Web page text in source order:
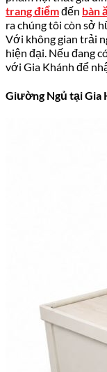
trang điểmđến bàn
ra chúng tôi còn sở
Với không gian trải
hiện đại. Nếu đang
với Gia Khánh để
Giường Ngủ tại Gia